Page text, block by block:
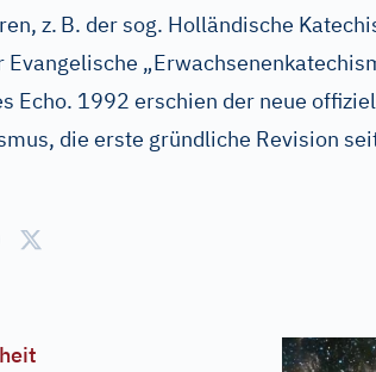
z. B. der sog. Holländische
Evangelische
Echo. 1992 erschien der neue
die erste gründliche Revision